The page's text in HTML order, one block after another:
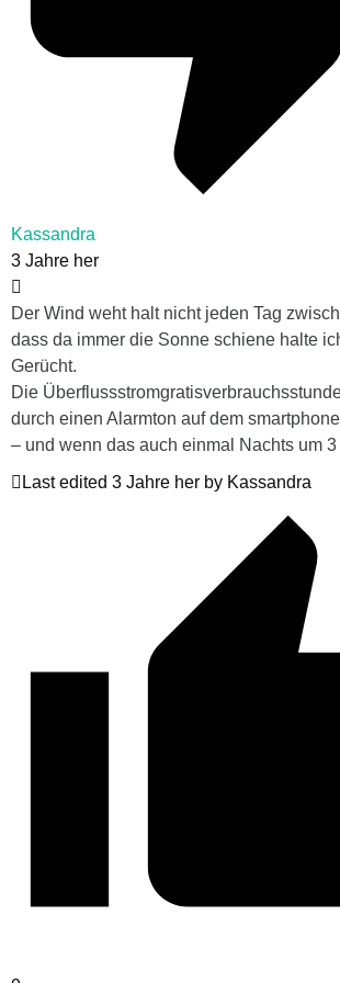
Kassandra
3 Jahre her
Der Wind weht halt nicht jeden Tag
dass da immer die Sonne schiene halte
Gerücht.
Die
durch einen Alarmton auf dem
– und wenn das auch einmal Nachts um
Last edited 3 Jahre her by Kassandra